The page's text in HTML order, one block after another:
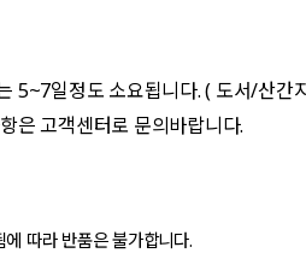
5~7일정도 소요됩니다. ( 도서/산간
은 고객센터로 문의바랍니다.
따라 반품은 불가합니다.